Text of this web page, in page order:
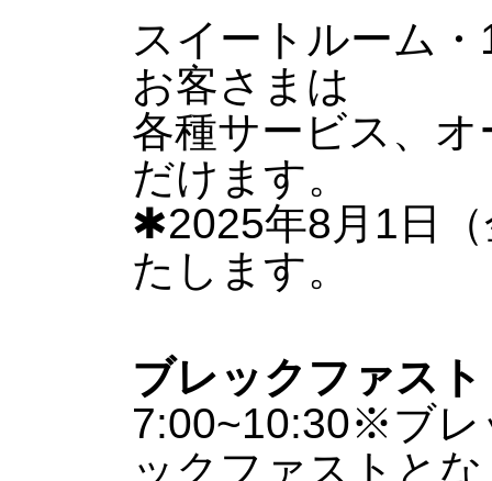
スイートルーム
お客さまは
各種サービス、
だけます。
✱2025年8月1日
たします。
ブレックファスト
7:00~10:30※ブレ
ックファストと